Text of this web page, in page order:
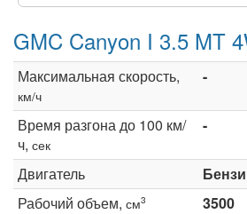
GMC Canyon I 3.5 MT
Максимальная скорость,
км/ч
-
Время разгона до 100 км/
ч, сек
-
Двигатель
Рабочий объем, см3
3500